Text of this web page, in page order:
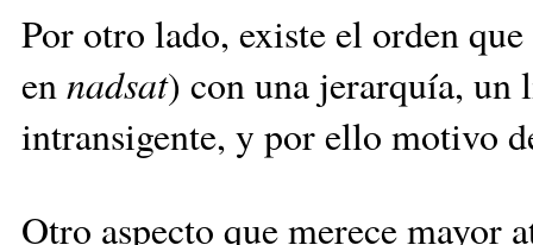
Por otro lado, existe el orden
ennadsat) con una jerarquía,
intransigente, y por ello motivo
Otro aspecto que merece mayor